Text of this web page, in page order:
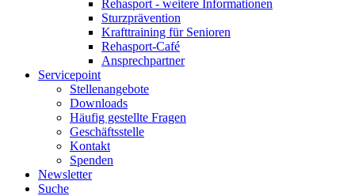
Rehasport - weitere Informationen
Sturzprävention
Krafttraining für Senioren
Rehasport-Café
Ansprechpartner
Servicepoint
Stellenangebote
Downloads
Häufig gestellte Fragen
Geschäftsstelle
Kontakt
Spenden
Newsletter
Suche